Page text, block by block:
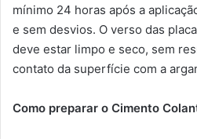
mínimo 24 horas após a
e sem desvios. O verso das
deve estar limpo e seco, sem
contato da superfície com a
Como preparar o Cimento